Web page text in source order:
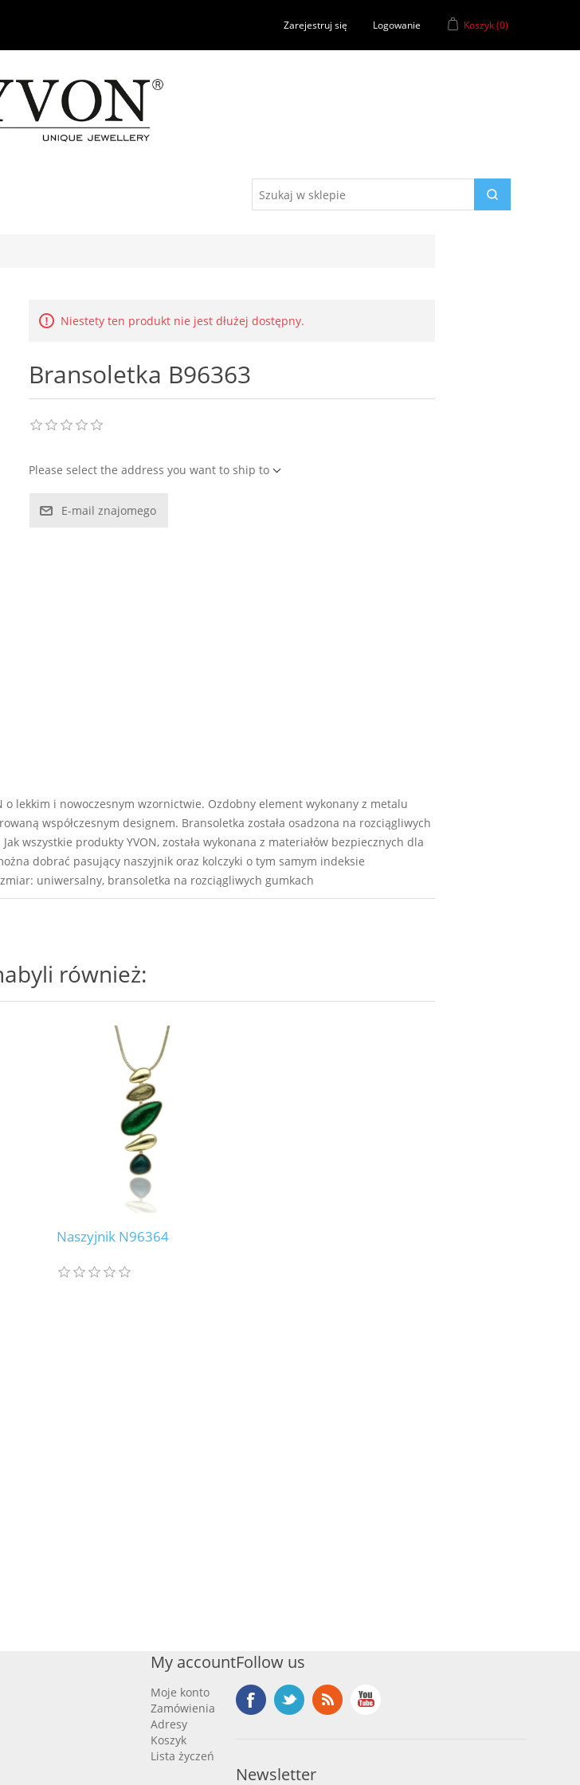
Zarejestruj się Logowanie Koszyk(0)
Niestety ten produkt nie jest dłużej dostępny.
Bransoletka B96363
Please select the address you want to ship to
E-mail znajomego
lekkim i nowoczesnym wzornictwie. Ozdobny element wykonany z metalu
współczesnym designem. Bransoletka została osadzona na rozciągliwych
wszystkie produkty YVON, została wykonana z materiałów bezpiecznych dla
dobrać pasujący naszyjnik oraz kolczyki o tym samym indeksie
uniwersalny, bransoletka na rozciągliwych gumkach
również:
Naszyjnik N96364
My account
Moje konto
Zamówienia
Adresy
Koszyk
Lista życzeń
Follow us
Newsletter